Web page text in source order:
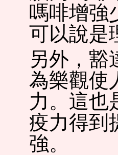
嗎啡增強
可以說是
另外，豁
為樂觀使
力。這也
疫力得到
強。